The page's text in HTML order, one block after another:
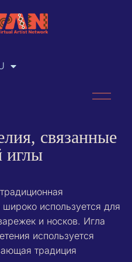
связанные
иглы
используется для
и носков. Игла
используется
традиция